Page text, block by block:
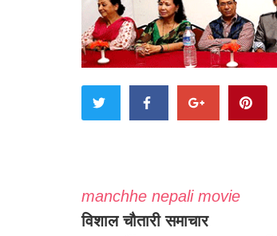
manchhe nepali movie
विशाल चौतारी समाचार